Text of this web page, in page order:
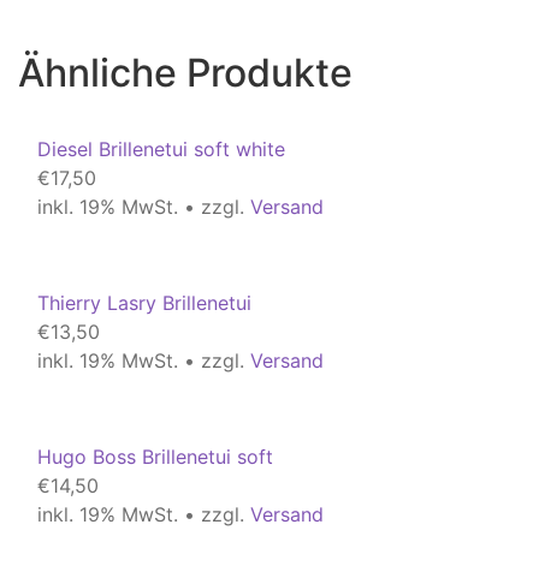
Ähnliche Produkte
Diesel Brillenetui soft white
€17,50
inkl. 19% MwSt. • zzgl. Versand
Thierry Lasry Brillenetui
€13,50
inkl. 19% MwSt. • zzgl. Versand
Hugo Boss Brillenetui soft
€14,50
inkl. 19% MwSt. • zzgl. Versand